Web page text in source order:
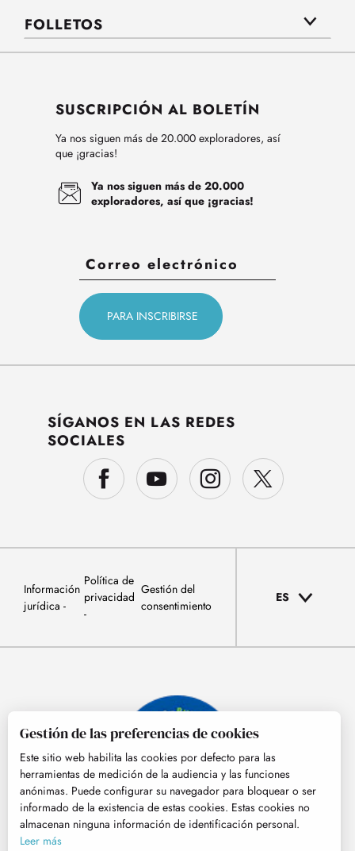
FOLLETOS
SUSCRIPCIÓN AL BOLETÍN
Ya nos siguen más de 20.000 exploradores, así
que ¡gracias!
Ya nos siguen más de 20.000
exploradores, así que ¡gracias!
SÍGANOS EN LAS REDES
SOCIALES
Información
jurídica
Política de
privacidad
Gestión del
consentimiento
ES
© Tourisme Hautes-Pyrénées
Gestión de las preferencias de cookies
Este sitio web habilita las cookies por defecto para las
herramientas de medición de la audiencia y las funciones
anónimas. Puede configurar su navegador para bloquear o ser
informado de la existencia de estas cookies. Estas cookies no
almacenan ninguna información de identificación personal.
Leer más